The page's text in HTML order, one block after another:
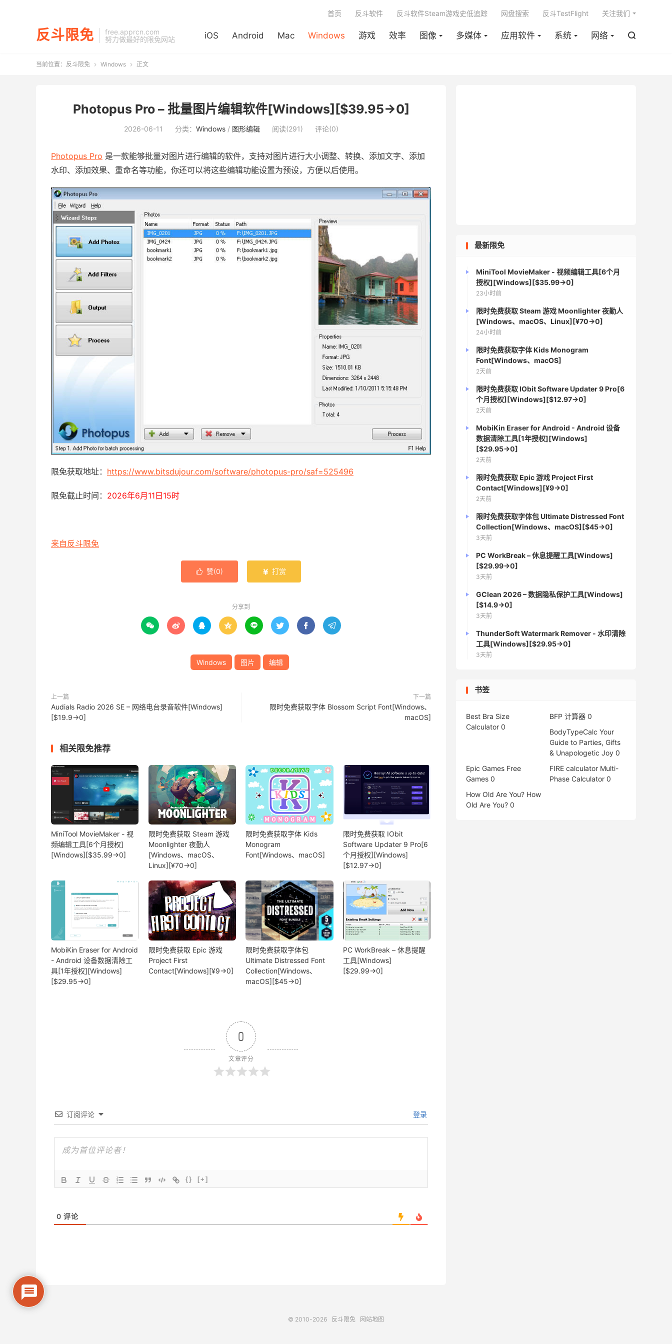
反斗限免
free.apprcn.com
努力做最好的限免网站
iOS Android Mac Windows 游戏 效率 图像 多媒体 应用软件 系统 网络 
首页 反斗软件 反斗软件Steam游戏史低追踪 网盘搜索 反斗TestFlight 关注我们
当前位置： 反斗限免  Windows  正文
Photopus Pro – 批量图片编辑软件[Windows][$39.95→0]
2026-06-11 分类： Windows/ 图形编辑 阅读(291) 评论(0)
Photopus Pro 是一款能够批量对图片进行编辑的软件，支持对图片进行大小调整、转换、添加文字、添加
水印、添加效果、重命名等功能，你还可以将这些编辑功能设置为预设，方便以后使用。
限免获取地址： https://www.bitsdujour.com/software/photopus-pro/saf=525496
限免截止时间： 2026年6月11日15时
来自反斗限免
 赞(0)  打赏
分享到
       
Windows 图片 编辑
上一篇
Audials Radio 2026 SE – 网络电台录音软件[Windows]
[$19.9→0]
下一篇
限时免费获取字体 Blossom Script Font[Windows、
macOS]
相关限免推荐
MiniTool MovieMaker - 视
频编辑工具[6个月授权]
[Windows][$35.99→0]
限时免费获取 Steam 游戏
Moonlighter 夜勤人
[Windows、macOS、
Linux][¥70→0]
限时免费获取字体 Kids
Monogram
Font[Windows、macOS]
限时免费获取 IObit
Software Updater 9 Pro[6
个月授权][Windows]
[$12.97→0]
MobiKin Eraser for Android
- Android 设备数据清除工
具[1年授权][Windows]
[$29.95→0]
限时免费获取 Epic 游戏
Project First
Contact[Windows][¥9→0]
限时免费获取字体包
Ultimate Distressed Font
Collection[Windows、
macOS][$45→0]
PC WorkBreak – 休息提醒
工具[Windows]
[$29.99→0]
0
文章评分
订阅评论 登录
{} [+]
0 评论
最新限免
MiniTool MovieMaker - 视频编辑工具[6个月
授权][Windows][$35.99→0]
23小时前
限时免费获取 Steam 游戏 Moonlighter 夜勤人
[Windows、macOS、Linux][¥70→0]
24小时前
限时免费获取字体 Kids Monogram
Font[Windows、macOS]
2天前
限时免费获取 IObit Software Updater 9 Pro[6
个月授权][Windows][$12.97→0]
2天前
MobiKin Eraser for Android - Android 设备
数据清除工具[1年授权][Windows]
[$29.95→0]
2天前
限时免费获取 Epic 游戏 Project First
Contact[Windows][¥9→0]
2天前
限时免费获取字体包 Ultimate Distressed Font
Collection[Windows、macOS][$45→0]
3天前
PC WorkBreak – 休息提醒工具[Windows]
[$29.99→0]
3天前
GClean 2026 – 数据隐私保护工具[Windows]
[$14.9→0]
3天前
ThunderSoft Watermark Remover - 水印清除
工具[Windows][$29.95→0]
3天前
书签
Best Bra Size
Calculator 0
BFP 计算器 0
BodyTypeCalc Your
Guide to Parties, Gifts
& Unapologetic Joy 0
Epic Games Free
Games 0
FIRE calculator Multi-
Phase Calculator 0
How Old Are You? How
Old Are You? 0
© 2010-2026 反斗限免 网站地图